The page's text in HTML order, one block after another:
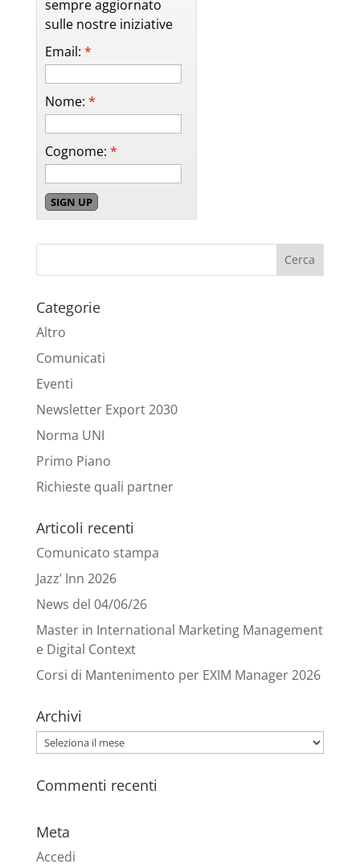
sempre aggiornato
sulle nostre iniziative
Email: *
Nome: *
Cognome: *
Categorie
Altro
Comunicati
Eventi
Newsletter Export 2030
Norma UNI
Primo Piano
Richieste quali partner
Articoli recenti
Comunicato stampa
Jazz’ Inn 2026
News del 04/06/26
Master in International Marketing Management
e Digital Context
Corsi di Mantenimento per EXIM Manager 2026
Archivi
Archivi
Commenti recenti
Meta
Accedi